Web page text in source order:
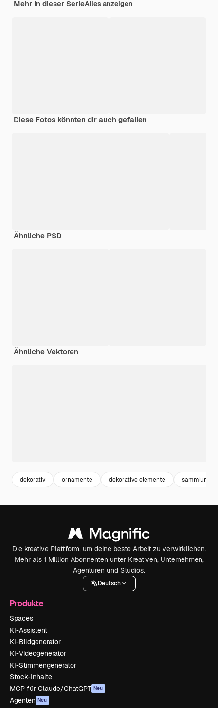
Mehr in dieser SerieAlles anzeigen
Diese Fotos könnten dir auch gefallen
Ähnliche PSD
Ähnliche Vektoren
dekorativ ornamente dekorative elemente sammlung
Die kreative Plattform, um deine beste Arbeit zu verwirklichen.
Mehr als 1 Million Abonnenten unter Kreativen, Unternehmen,
Agenturen und Studios.
Deutsch
Produkte
Spaces
KI-Assistent
KI-Bildgenerator
KI-Videogenerator
KI-Stimmengenerator
Stock-Inhalte
MCP für Claude/ChatGPT Neu
Agenten Neu